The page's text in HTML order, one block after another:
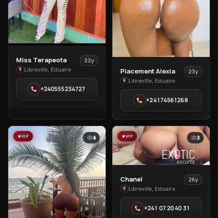
View
Miss
Terapeota
Libreville
Miss Terapeota
22y
Libreville, Estuaire
+240555234727
View
Placement
Alexia
Libreville
Placement Alexia
23y
Libreville, Estuaire
+24174561268
VIP 4 VIP 3
View
Chanel
in
Libreville
Chanel
26y
Libreville, Estuaire
+241 07 20 40 31